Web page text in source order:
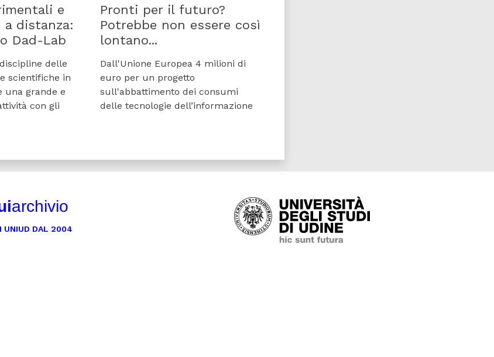
e
distanza:
Dad-Lab
delle
scientifiche in
una grande e
con gli
Pronti per il futuro?
Potrebbe non essere così
lontano...
Dall'Unione Europea 4 milioni di
euro per un progetto
sull'abbattimento dei consumi
delle tecnologie dell’informazione
archivio
UNIUD DAL 2004